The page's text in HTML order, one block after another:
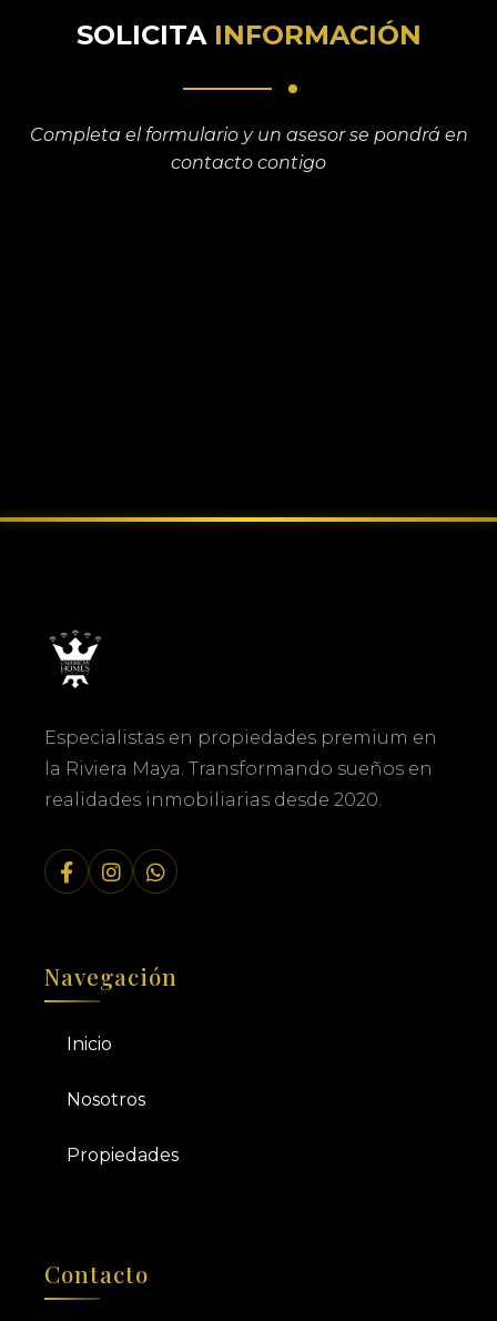
SOLICITA INFORMACIÓN
Completa el formulario y un asesor se pondrá en
contacto contigo
Especialistas en propiedades premium en
la Riviera Maya. Transformando sueños en
realidades inmobiliarias desde 2020.
Navegación
Inicio
Nosotros
Propiedades
Contacto